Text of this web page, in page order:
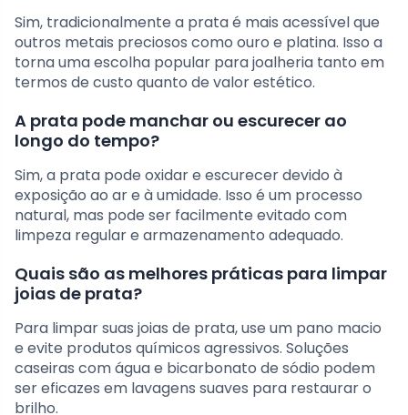
Sim, tradicionalmente a prata é mais acessível que
outros metais preciosos como ouro e platina. Isso a
torna uma escolha popular para joalheria tanto em
termos de custo quanto de valor estético.
A prata pode manchar ou escurecer ao
longo do tempo?
Sim, a prata pode oxidar e escurecer devido à
exposição ao ar e à umidade. Isso é um processo
natural, mas pode ser facilmente evitado com
limpeza regular e armazenamento adequado.
Quais são as melhores práticas para limpar
joias de prata?
Para limpar suas joias de prata, use um pano macio
e evite produtos químicos agressivos. Soluções
caseiras com água e bicarbonato de sódio podem
ser eficazes em lavagens suaves para restaurar o
brilho.